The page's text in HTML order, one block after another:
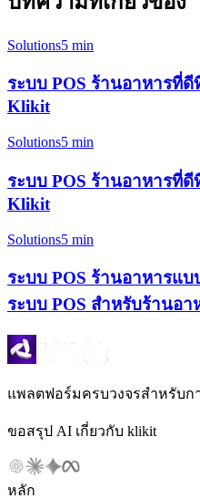
Solutions5 min
ระบบ POS ร้านอาหารที่ดี
Klikit
Solutions5 min
ระบบ POS ร้านอาหารที่ดี
Klikit
Solutions5 min
ระบบ POS ร้านอาหารแบ
ระบบ POS สำหรับร้านอา
แพลตฟอร์มครบวงจรสำหรับก
ขอสรุป AI เกี่ยวกับ klikit
หลัก